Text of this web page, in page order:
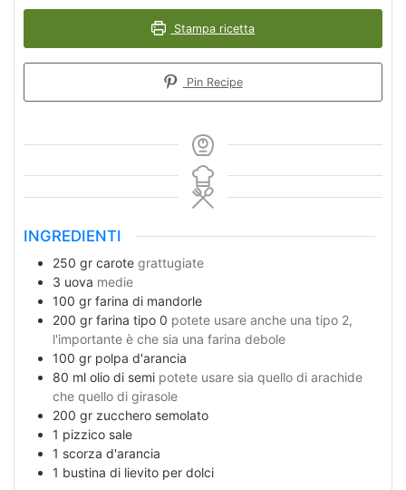
Stampa ricetta
Pin Recipe
INGREDIENTI
250 gr carote grattugiate
3 uova medie
100 gr farina di mandorle
200 gr farina tipo 0 potete usare anche una tipo 2,
l'importante è che sia una farina debole
100 gr polpa d'arancia
80 ml olio di semi potete usare sia quello di arachide
che quello di girasole
200 gr zucchero semolato
1 pizzico sale
1 scorza d'arancia
1 bustina di lievito per dolci